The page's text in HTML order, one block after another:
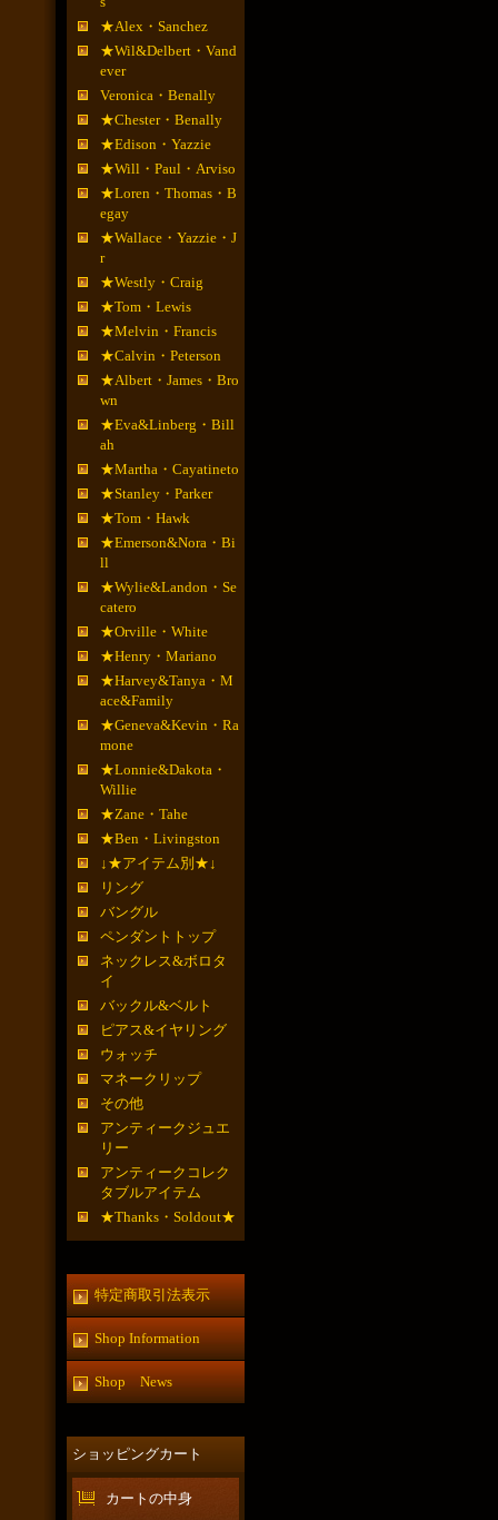
★Alex・Sanchez
★Wil&Delbert・Vand
ever
Veronica・Benally
★Chester・Benally
★Edison・Yazzie
★Will・Paul・Arviso
★Loren・Thomas・B
egay
★Wallace・Yazzie・J
r
★Westly・Craig
★Tom・Lewis
★Melvin・Francis
★Calvin・Peterson
★Albert・James・Bro
wn
★Eva&Linberg・Bill
ah
★Martha・Cayatineto
★Stanley・Parker
★Tom・Hawk
★Emerson&Nora・Bi
ll
★Wylie&Landon・Se
catero
★Orville・White
★Henry・Mariano
★Harvey&Tanya・M
ace&Family
★Geneva&Kevin・Ra
mone
★Lonnie&Dakota・
Willie
★Zane・Tahe
★Ben・Livingston
↓★アイテム別★↓
リング
バングル
ペンダントトップ
ネックレス&ボロタ
イ
バックル&ベルト
ピアス&イヤリング
ウォッチ
マネークリップ
その他
アンティークジュエ
リー
アンティークコレク
タブルアイテム
★Thanks・Soldout★
特定商取引法表示
Shop Information
Shop News
ショッピングカート
カートの中身